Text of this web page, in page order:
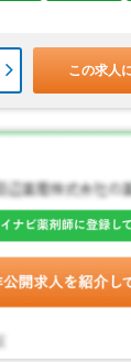
この求人